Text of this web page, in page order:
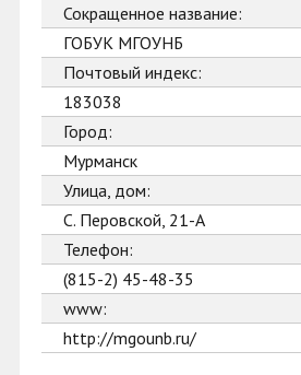
Сокращенное название:
ГОБУК МГОУНБ
Почтовый индекс:
183038
Город:
Мурманск
Улица, дом:
С. Перовской, 21-А
Телефон:
(815-2) 45-48-35
www:
http://mgounb.ru/